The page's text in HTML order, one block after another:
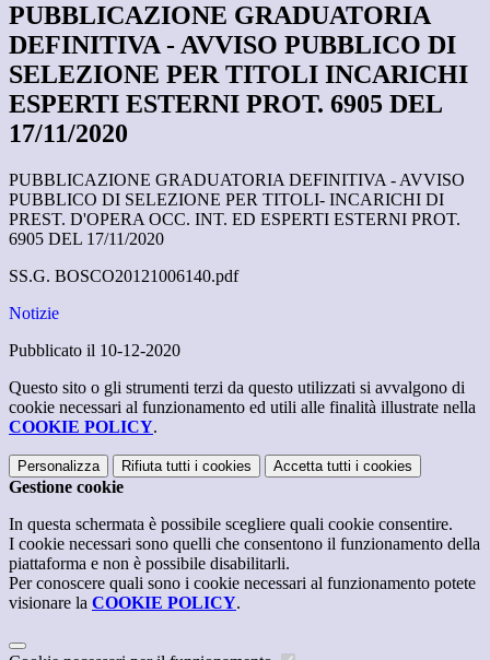
PUBBLICAZIONE GRADUATORIA
DEFINITIVA - AVVISO PUBBLICO DI
SELEZIONE PER TITOLI INCARICHI
ESPERTI ESTERNI PROT. 6905 DEL
17/11/2020
PUBBLICAZIONE GRADUATORIA DEFINITIVA - AVVISO
PUBBLICO DI SELEZIONE PER TITOLI- INCARICHI DI
PREST. D'OPERA OCC. INT. ED ESPERTI ESTERNI PROT.
6905 DEL 17/11/2020
SS.G. BOSCO20121006140.pdf
Notizie
Pubblicato il 10-12-2020
Questo sito o gli strumenti terzi da questo utilizzati si avvalgono di
cookie necessari al funzionamento ed utili alle finalità illustrate nella
COOKIE POLICY.
Personalizza Rifiuta tutti i cookies Accetta tutti i cookies
Gestione cookie
In questa schermata è possibile scegliere quali cookie consentire.
I cookie necessari sono quelli che consentono il funzionamento della
piattaforma e non è possibile disabilitarli.
Per conoscere quali sono i cookie necessari al funzionamento potete
visionare la COOKIE POLICY.